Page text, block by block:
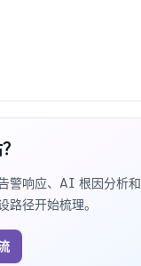
警响应、AI 根因分析和
路径开始梳理。